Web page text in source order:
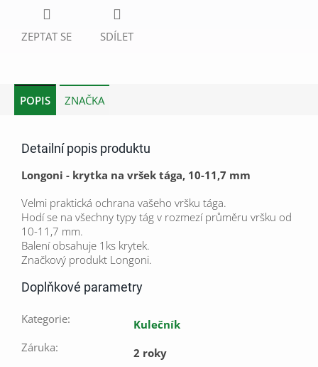
ZEPTAT SE SDÍLET
POPIS ZNAČKA
Detailní popis produktu
Longoni - krytka na vršek tága, 10-11,7 mm
Velmi praktická ochrana vašeho vršku tága.
Hodí se na všechny typy tág v rozmezí průměru vršku od
10-11,7 mm.
Balení obsahuje 1ks krytek.
Značkový produkt Longoni.
Doplňkové parametry
Kategorie:
Kulečník
Záruka:
2 roky